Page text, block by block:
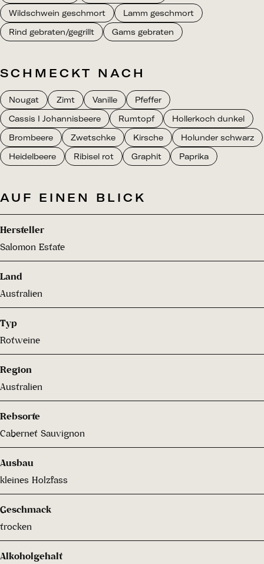
Wildschwein geschmort
Lamm geschmort
Rind gebraten/gegrillt
Gams gebraten
SCHMECKT NACH
Nougat Zimt Vanille
Pfeffer
Cassis I Johannisbeere
Rumtopf
Hollerkoch dunkel
Brombeere
Zwetschke Kirsche
Holunder schwarz
Heidelbeere
Ribisel rot Graphit Paprika
AUF EINEN BLICK
Hersteller
Salomon Estate
Land
Australien
Typ
Rotweine
Region
Australien
Rebsorte
Cabernet Sauvignon
Ausbau
kleines Holzfass
Geschmack
trocken
Alkoholgehalt